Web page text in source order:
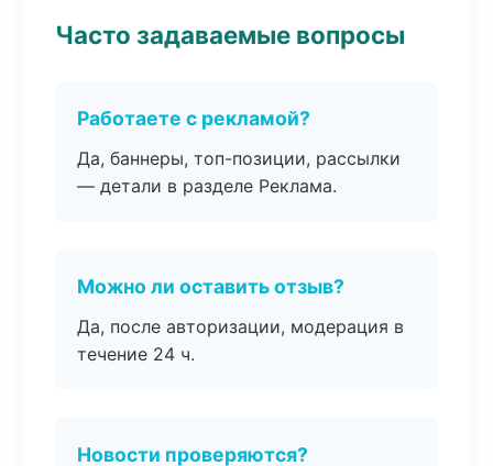
Часто задаваемые вопросы
Работаете с рекламой?
Да, баннеры, топ-позиции, рассылки
— детали в разделе Реклама.
Можно ли оставить отзыв?
Да, после авторизации, модерация в
течение 24 ч.
Новости проверяются?